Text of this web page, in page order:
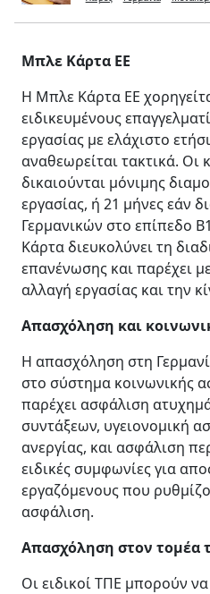
Μπλε Κάρτα ΕΕ
Η Μπλε Κάρτα ΕΕ
ειδικευμένους
εργασίας με ελάχιστο
αναθεωρείται τακτικά.
δικαιούνται μόνιμης
εργασίας, ή 21 μήνες εάν
Γερμανικών στο επίπεδο
Κάρτα διευκολύνει τη
επανένωσης και παρέχει
αλλαγή εργασίας και την
Απασχόληση και
Η απασχόληση στη
στο σύστημα κοινωνικής
παρέχει ασφάλιση
συντάξεων, υγειονομική
ανεργίας, και ασφάλιση
ειδικές συμφωνίες για
εργαζόμενους που
ασφάλιση.
Απασχόληση στον τομέα
Οι ειδικοί ΤΠΕ μπορούν